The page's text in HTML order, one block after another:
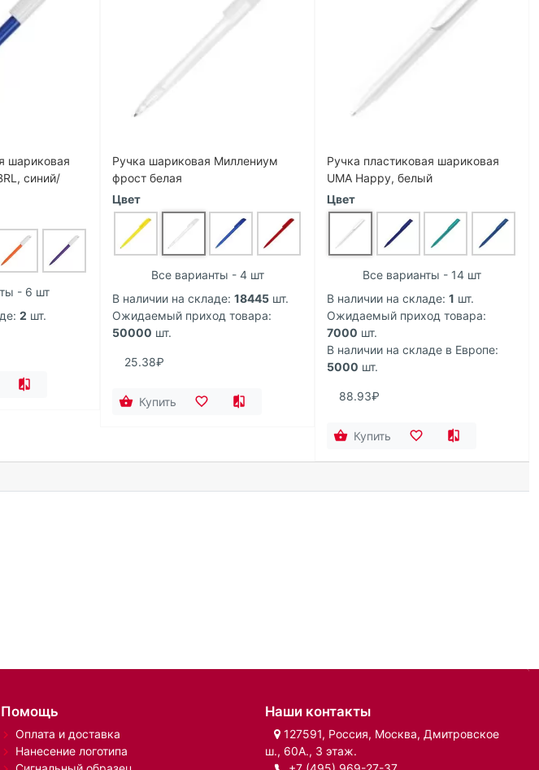
шариковая
синий/
- 6 шт
2 шт.
Ручка шариковая Миллениум
фрост белая
Цвет
Все варианты - 4 шт
В наличии на складе: 18445 шт.
Ожидаемый приход товара:
50000 шт.
25.38₽
Купить
Ручка пластиковая шариковая
UMA Happy, белый
Цвет
Все варианты - 14 шт
В наличии на складе: 1 шт.
Ожидаемый приход товара:
7000 шт.
В наличии на складе в Европе:
5000 шт.
88.93₽
Купить
Помощь
Оплата и доставка
Нанесение логотипа
Наши контакты
127591, Россия, Москва, Дмитровское
ш., 60А., 3 этаж.